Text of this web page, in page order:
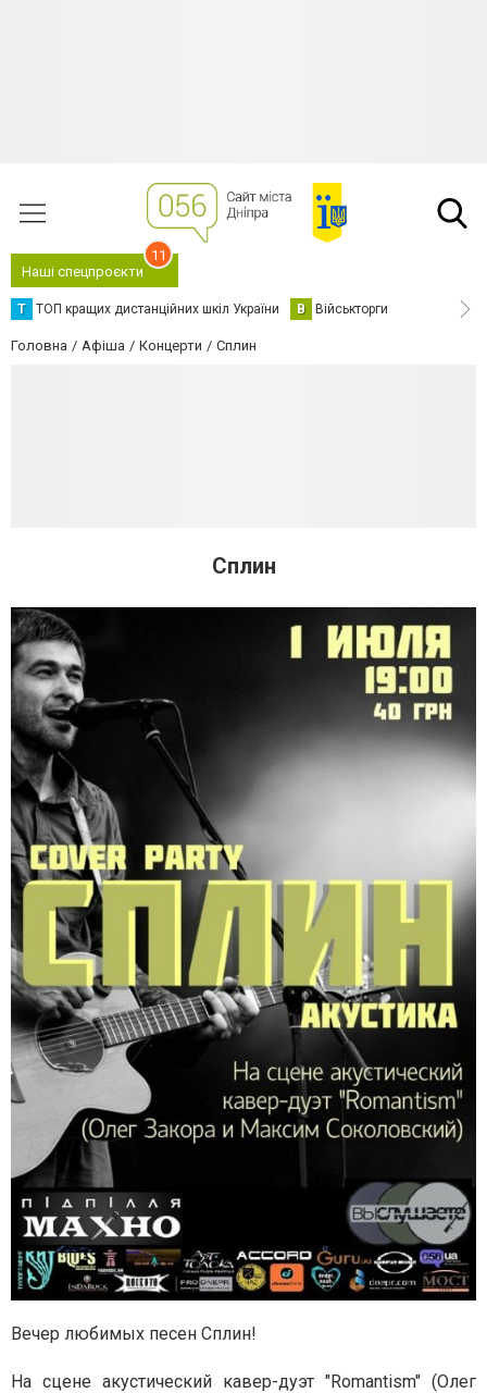
Наші спецпроєкти
11
Т ТОП кращих дистанційних шкіл України В Військторги
Головна Афіша Концерти Сплин
Сплин
Вечер любимых песен Сплин!
На сцене акустический кавер-дуэт "Romantism" (Олег